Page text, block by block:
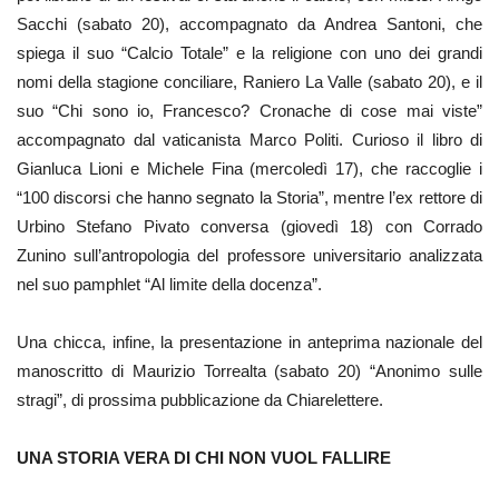
Sacchi (sabato 20), accompagnato da Andrea Santoni, che
spiega il suo “Calcio Totale” e la religione con uno dei grandi
nomi della stagione conciliare, Raniero La Valle (sabato 20), e il
suo “Chi sono io, Francesco? Cronache di cose mai viste”
accompagnato dal vaticanista Marco Politi. Curioso il libro di
Gianluca Lioni e Michele Fina (mercoledì 17), che raccoglie i
“100 discorsi che hanno segnato la Storia”, mentre l’ex rettore di
Urbino Stefano Pivato conversa (giovedì 18) con Corrado
Zunino sull’antropologia del professore universitario analizzata
nel suo pamphlet “Al limite della docenza”.
Una chicca, infine, la presentazione in anteprima nazionale del
manoscritto di Maurizio Torrealta (sabato 20) “Anonimo sulle
stragi”, di prossima pubblicazione da Chiarelettere.
UNA STORIA VERA DI CHI NON VUOL FALLIRE